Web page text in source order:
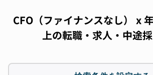
CFO（ファイナンスなし） x
上の転職・求人・中途